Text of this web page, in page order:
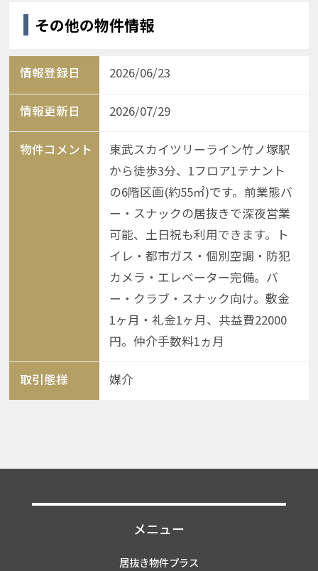
その他の物件情報
情報登録日 2026/06/23
情報更新日 2026/07/29
物件コメント
東武スカイツリーライン竹ノ塚駅
から徒歩3分、1フロア1テナント
の6階区画(約55㎡)です。前業態バ
ー・スナックの居抜きで深夜営業
可能、土日祝も利用できます。ト
イレ・都市ガス・個別空調・防犯
カメラ・エレベーター完備。バ
ー・クラブ・スナック向け。敷金
1ヶ月・礼金1ヶ月、共益費22000
円。仲介手数料1ヵ月
取引態様 媒介
メニュー
居抜き物件プラス